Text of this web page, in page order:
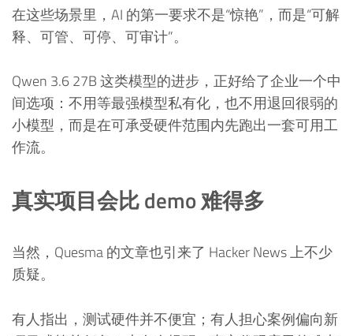
在这些场景里，AI 的第一要求不是“惊艳”，而是“可解
释、可管、可停、可审计”。
Qwen 3.6 27B 这类模型的进步，正好给了企业一个中
间选项：不用等最强模型私有化，也不用退回很弱的
小模型，而是在可承受硬件范围内先跑出一套可用工
作流。
真实项目会比 demo 难得多
当然，Quesma 的文章也引来了 Hacker News 上不少
质疑。
有人指出，测试硬件并不便宜；有人担心案例偏向新